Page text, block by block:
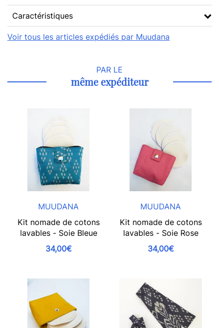
Caractéristiques
Voir tous les articles expédiés par Muudana
PAR LE
même expéditeur
MUUDANA
Kit nomade de cotons
lavables - Soie Bleue
34,00€
MUUDANA
Kit nomade de cotons
lavables - Soie Rose
34,00€